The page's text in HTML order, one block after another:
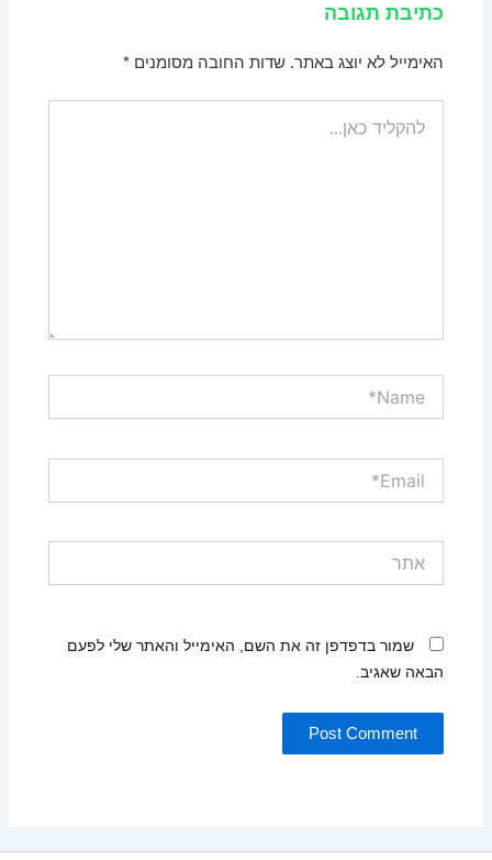
כתיבת תגובה
האימייל לא יוצג באתר. שדות החובה מסומנים*
כאן...
שמור בדפדפן זה את השם, האימייל והאתר שלי לפעם
הבאה שאגיב.